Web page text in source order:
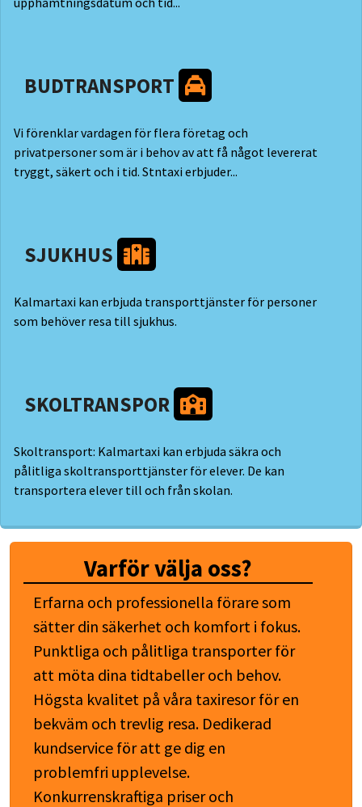
BUDTRANSPORT
Vi förenklar vardagen för flera företag och
privatpersoner som är i behov av att få något levererat
tryggt, säkert och i tid. Stntaxi erbjuder...
SJUKHUS
Kalmartaxi kan erbjuda transporttjänster för personer
som behöver resa till sjukhus.
SKOLTRANSPOR
Skoltransport: Kalmartaxi kan erbjuda säkra och
pålitliga skoltransporttjänster för elever. De kan
transportera elever till och från skolan.
Varför välja oss?
Erfarna och professionella förare som
sätter din säkerhet och komfort i fokus.
Punktliga och pålitliga transporter för
att möta dina tidtabeller och behov.
Högsta kvalitet på våra taxiresor för en
bekväm och trevlig resa. Dedikerad
kundservice för att ge dig en
problemfri upplevelse.
Konkurrenskraftiga priser och